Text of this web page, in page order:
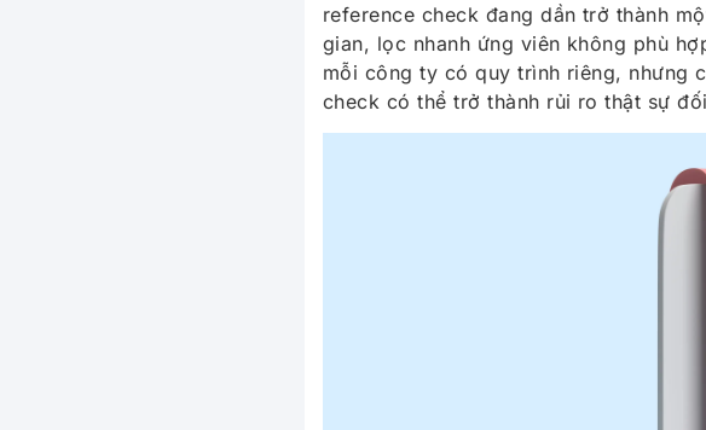
reference check đang dần trở thành
gian, lọc nhanh ứng viên không phù
mỗi công ty có quy trình riêng, nhưng
check có thể trở thành rủi ro thật sự